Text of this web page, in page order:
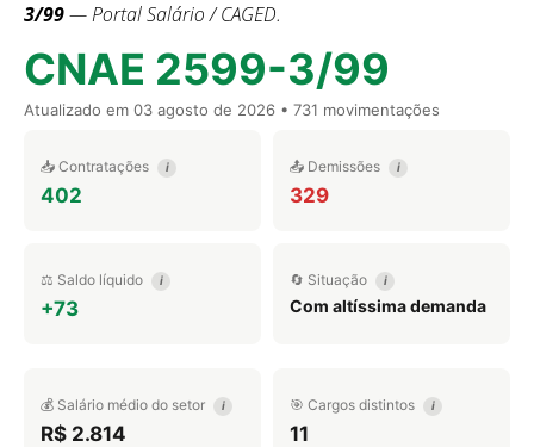
3/99— Portal Salário / CAGED.
CNAE 2599-3/99
Atualizado em 03 agosto de 2026 • 731 movimentações
📥 Contratações i
402
📤 Demissões i
329
⚖️ Saldo líquido i
+73
🔄 Situação i
Com altíssima demanda
💰 Salário médio do setor i
R$ 2.814
🎯 Cargos distintos i
11